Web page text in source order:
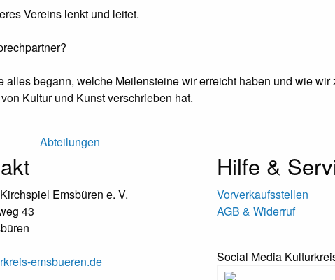
Vereins lenkt und leitet.
begann, welche Meilensteine wir erreicht haben und wie
Kultur und Kunst verschrieben hat.
Abteilungen
Emsbüren e. V.
43
emsbueren.de
Hilfe &
Vorverkaufsstellen
AGB & Widerruf
Social Media